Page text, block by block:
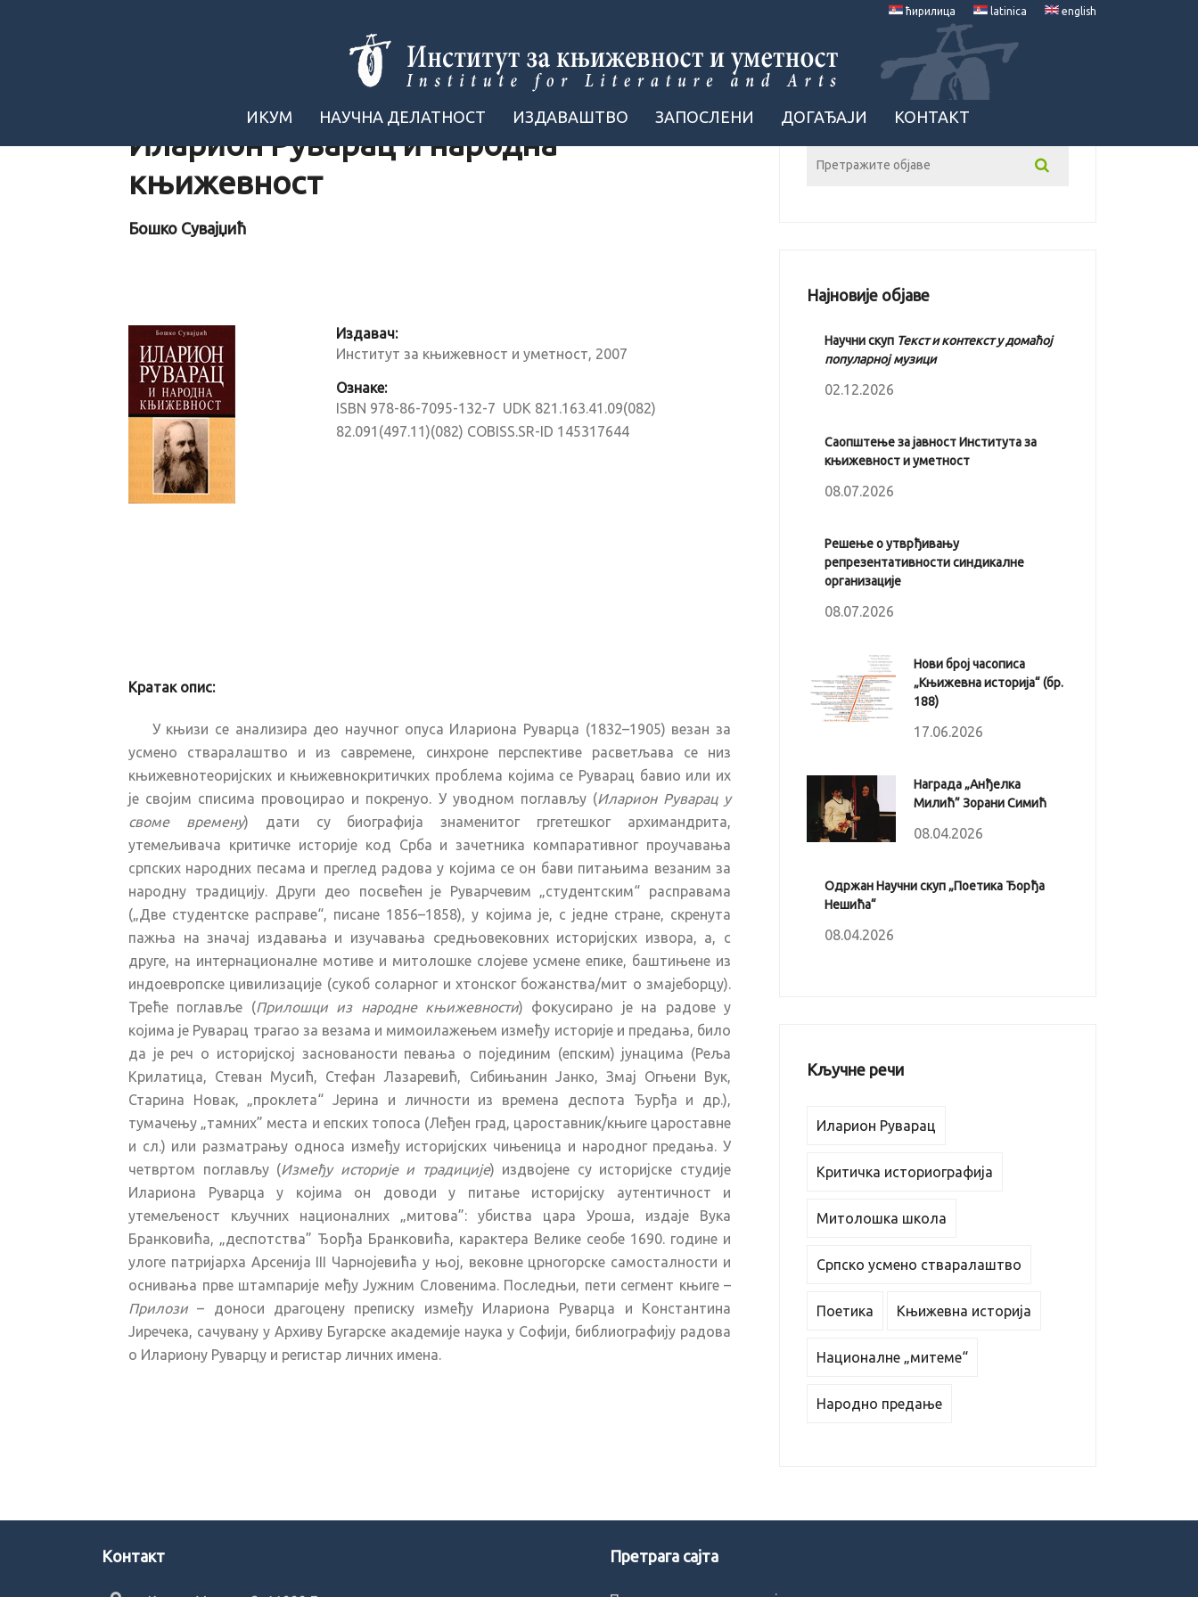
ћирилица latinica english
ИКУМ НАУЧНА ДЕЛАТНОСТ ИЗДАВАШТВО ЗАПОСЛЕНИ ДОГАЂАЈИ КОНТАКТ
Иларион Руварац и народна
књижевност
Бошко Сувајџић
Издавач:
Институт за књижевност и уметност, 2007
Ознаке:
ISBN 978-86-7095-132-7 UDK 821.163.41.09(082)
82.091(497.11)(082) COBISS.SR-ID 145317644
Кратак опис:
У књизи се анализира део научног опуса Илариона Руварца (1832–1905) везан за
усмено стваралаштво и из савремене, синхроне перспективе расветљава се низ
књижевнотеоријских и књижевнокритичких проблема којима се Руварац бавио или их
је својим списима провоцирао и покренуо. У уводном поглављу (Иларион Руварац у
своме времену) дати су биографија знаменитог гргетешког архимандрита,
утемељивача критичке историје код Срба и зачетника компаративног проучавања
српских народних песама и преглед радова у којима се он бави питањима везаним за
народну традицију. Други део посвећен је Руварчевим „студентским“ расправама
(„Две студентске расправе“, писане 1856–1858), у којима је, с једне стране, скренута
пажња на значај издавања и изучавања средњовековних историјских извора, а, с
друге, на интернационалне мотиве и митолошке слојеве усмене епике, баштињене из
индоевропске цивилизације (сукоб соларног и хтонског божанства/мит о змајеборцу).
Треће поглавље (Прилошци из народне књижевности) фокусирано је на радове у
којима је Руварац трагао за везама и мимоилажењем између историје и предања, било
да је реч о историјској заснованости певања о појединим (епским) јунацима (Реља
Крилатица, Стеван Мусић, Стефан Лазаревић, Сибињанин Јанко, Змај Огњени Вук,
Старина Новак, „проклета“ Јерина и личности из времена деспота Ђурђа и др.),
тумачењу „тамних” места и епских топоса (Леђен град, цароставник/књиге цароставне
и сл.) или разматрању односа између историјских чињеница и народног предања. У
четвртом поглављу (Између историје и традиције) издвојене су историјске студије
Илариона Руварца у којима он доводи у питање историјску аутентичност и
утемељеност кључних националних „митова”: убиства цара Уроша, издаје Вука
Бранковића, „деспотства” Ђорђа Бранковића, карактера Велике сеобе 1690. године и
улоге патријарха Арсенија III Чарнојевића у њој, вековне црногорске самосталности и
оснивања прве штампарије међу Јужним Словенима. Последњи, пети сегмент књиге –
Прилози – доноси драгоцену преписку између Илариона Руварца и Константина
Јиречека, сачувану у Архиву Бугарске академије наука у Софији, библиографију радова
о Илариону Руварцу и регистар личних имена.
Најновије објаве
Научни скуп Текст и контекст у домаћој
популарној музици
02.12.2026
Саопштење за јавност Института за
књижевност и уметност
08.07.2026
Решење о утврђивању
репрезентативности синдикалне
организације
08.07.2026
Нови број часописа
„Књижевна историја“ (бр.
188)
17.06.2026
Награда „Анђелка
Милић” Зорани Симић
08.04.2026
Одржан Научни скуп „Поетика Ђорђа
Нешића“
08.04.2026
Кључне речи
Иларион Руварац
Критичка историографија
Митолошка школа
Српско усмено стваралаштво
Поетика Књижевна историја
Националне „митеме“
Народно предање
Kонтакт Претрага сајта